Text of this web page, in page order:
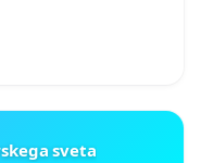
sveta